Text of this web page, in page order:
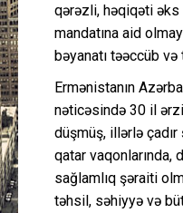
qərəzli, həqiqəti əks
mandatına aid
bəyanatı təəccüb
Ermənistanın
nəticəsində 30 il
düşmüş, illərlə çadır
qatar vaqonlarında,
sağlamlıq şəraiti
təhsil, səhiyyə və